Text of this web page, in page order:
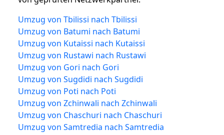
Umzug von Tbilissi nach Tbilissi
Umzug von Batumi nach Batumi
Umzug von Kutaissi nach Kutaissi
Umzug von Rustawi nach Rustawi
Umzug von Gori nach Gori
Umzug von Sugdidi nach Sugdidi
Umzug von Poti nach Poti
Umzug von Zchinwali nach Zchinwali
Umzug von Chaschuri nach Chaschuri
Umzug von Samtredia nach Samtredia